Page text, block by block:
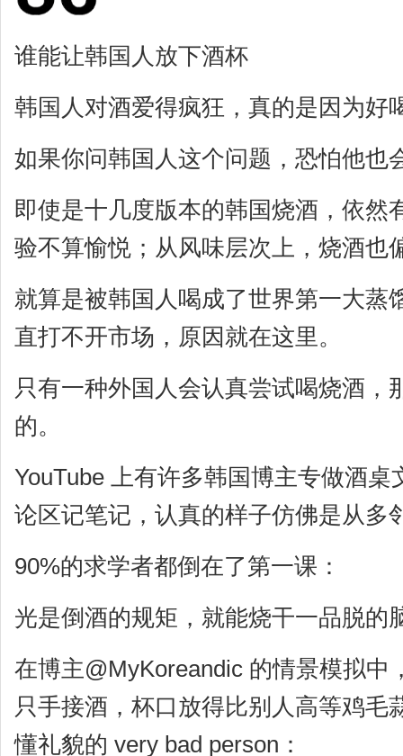
谁能让韩国人放下酒杯
韩国人对酒爱得疯狂，真的是因为好
如果你问韩国人这个问题，恐怕他也
即使是十几度版本的韩国烧酒，依然
验不算愉悦；从风味层次上，烧酒也
就算是被韩国人喝成了世界第一大蒸
直打不开市场，原因就在这里。
只有一种外国人会认真尝试喝烧酒，
的。
YouTube 上有许多韩国博主专做酒
论区记笔记，认真的样子仿佛是从多
90%的求学者都倒在了第一课：
光是倒酒的规矩，就能烧干一品脱的
在博主@MyKoreandic 的情景模拟中
只手接酒，杯口放得比别人高等鸡毛
懂礼貌的 very bad person：